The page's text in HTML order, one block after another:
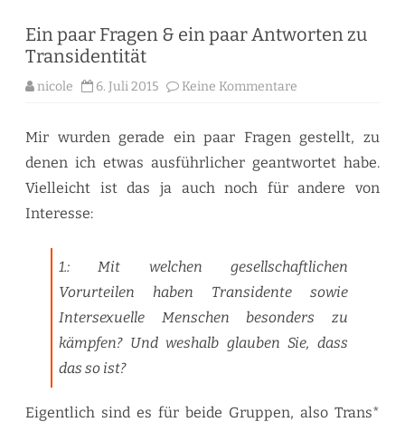
Ein paar Fragen & ein paar Antworten zu
Transidentität
nicole 6. Juli 2015 Keine Kommentare
&
ein
paar
zu
Mir wurden gerade ein paar Fragen gestellt, zu
denen ich etwas ausführlicher geantwortet habe.
Vielleicht ist das ja auch noch für andere von
Interesse:
1.: Mit welchen gesellschaftlichen
Vorurteilen haben Transidente sowie
Intersexuelle Menschen besonders zu
kämpfen? Und weshalb glauben Sie, dass
das so ist?
Eigentlich sind es für beide Gruppen, also Trans*